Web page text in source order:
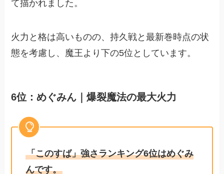
て描かれました。
火力と格は高いものの、持久戦と最新巻時点の状
態を考慮し、魔王より下の5位としています。
6位：めぐみん｜爆裂魔法の最大火力
「このすば」強さランキング6位はめぐみ
んです。